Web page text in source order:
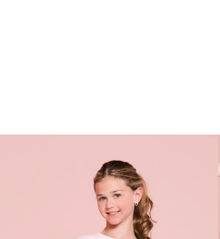
Giv børnenes
gør det perfekt til
brug for bukser, der